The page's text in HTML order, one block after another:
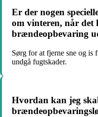
Er der nogen
om vinteren, når det
brændeopbevaring
Sørg for at fjerne sne og
undgå fugtskader.
Hvordan kan jeg